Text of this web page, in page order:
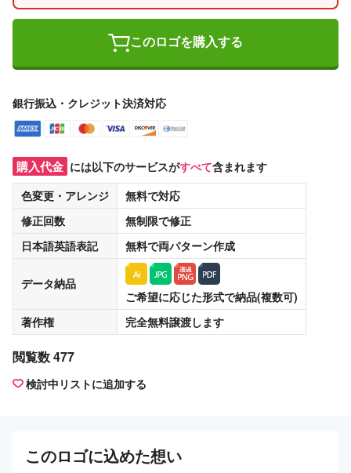
このロゴを購入する
銀行振込・クレジット決済対応
購入代金 には以下のサービスがすべて含まれます
色変更・アレンジ
無料で対応
修正回数
無制限で修正
日本語英語表記
無料で両パターン作成
データ納品
ご希望に応じた形式で納品(複数可)
著作権
完全無料譲渡します
閲覧数 477
検討中リストに追加する
このロゴに込めた想い